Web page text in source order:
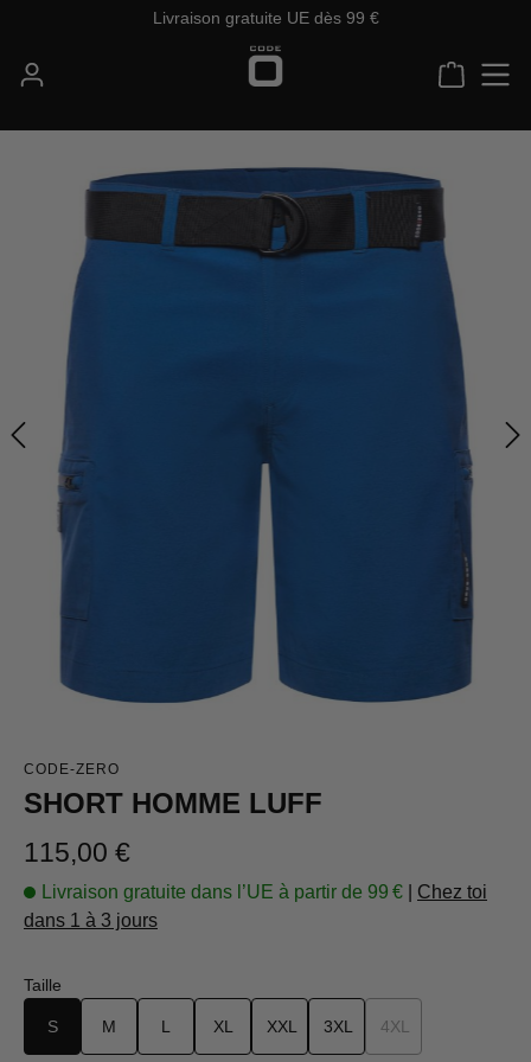
Passer au contenu principalLivraison gratuite UE dès 99 €
Le
CODE-ZERO
SHORT HOMME LUFF
Prix régulier :
115,00 €
Livraison gratuite dans l’UE à partir de 99 €
Chez toi
dans 1 à 3 jours
Sélectionnez
Taille
S M L XL XXL 3XL 4XL